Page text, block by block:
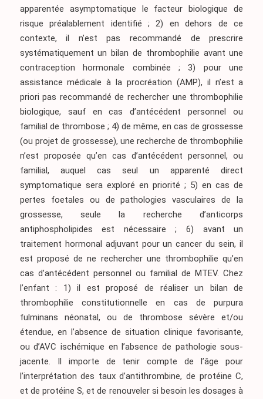
apparentée asymptomatique le facteur biologique de
risque préalablement identifié ; 2) en dehors de ce
contexte, il n’est pas recommandé de prescrire
systématiquement un bilan de thrombophilie avant une
contraception hormonale combinée ; 3) pour une
assistance médicale à la procréation (AMP), il n’est a
priori pas recommandé de rechercher une thrombophilie
biologique, sauf en cas d’antécédent personnel ou
familial de thrombose ; 4) de même, en cas de grossesse
(ou projet de grossesse), une recherche de thrombophilie
n’est proposée qu’en cas d’antécédent personnel, ou
familial, auquel cas seul un apparenté direct
symptomatique sera exploré en priorité ; 5) en cas de
pertes foetales ou de pathologies vasculaires de la
grossesse, seule la recherche d’anticorps
antiphospholipides est nécessaire ; 6) avant un
traitement hormonal adjuvant pour un cancer du sein, il
est proposé de ne rechercher une thrombophilie qu’en
cas d’antécédent personnel ou familial de MTEV. Chez
l’enfant : 1) il est proposé de réaliser un bilan de
thrombophilie constitutionnelle en cas de purpura
fulminans néonatal, ou de thrombose sévère et/ou
étendue, en l’absence de situation clinique favorisante,
ou d’AVC ischémique en l’absence de pathologie sous-
jacente. Il importe de tenir compte de l’âge pour
l’interprétation des taux d’antithrombine, de protéine C,
et de protéine S, et de renouveler si besoin les dosages à